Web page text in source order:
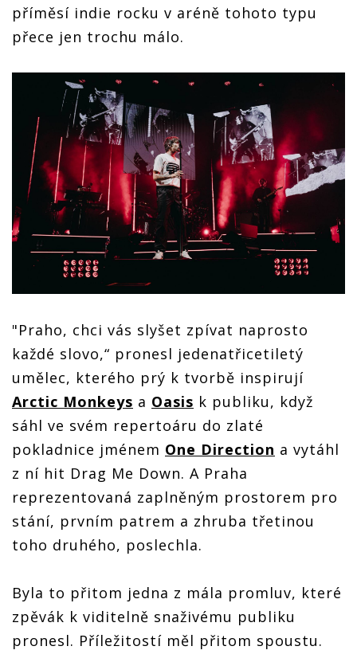
příměsí indie rocku v aréně tohoto typu
přece jen trochu málo.
"Praho, chci vás slyšet zpívat naprosto
každé slovo,“ pronesl jedenatřicetiletý
umělec, kterého prý k tvorbě inspirují
Arctic Monkeys a Oasis k publiku, když
sáhl ve svém repertoáru do zlaté
pokladnice jménem One Direction a vytáhl
z ní hit Drag Me Down. A Praha
reprezentovaná zaplněným prostorem pro
stání, prvním patrem a zhruba třetinou
toho druhého, poslechla.
Byla to přitom jedna z mála promluv, které
zpěvák k viditelně snaživému publiku
pronesl. Příležitostí měl přitom spoustu.